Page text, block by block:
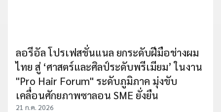
ลอรีอัล โปรเฟสชั่นแนล ยกระดับฝีมือช่างผม
ไทย สู่ ‘ศาสตร์และศิลป์ระดับพรีเมียม’ ในงาน
"Pro Hair Forum" ระดับภูมิภาค มุ่งขับ
เคลื่อนศักยภาพซาลอน SME ยั่งยืน
21 ก.ค. 2026